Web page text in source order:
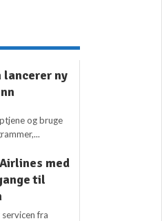
lancerer ny
og bruge
med
til
fra